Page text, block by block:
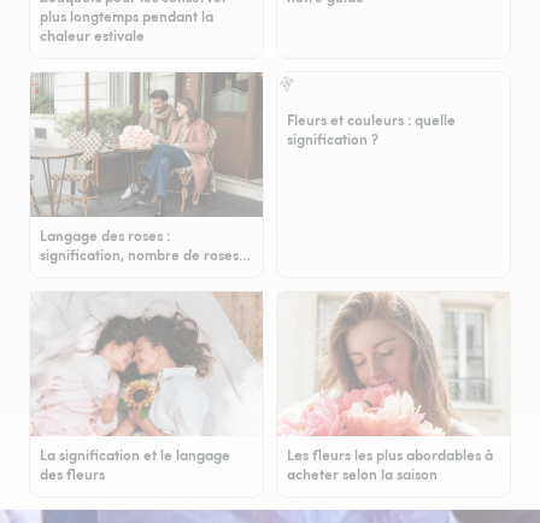
plus longtemps pendant la
chaleur estivale
Langage des roses :
signification, nombre de roses…
Fleurs et couleurs : quelle
signification ?
La signification et le langage
des fleurs
Les fleurs les plus abordables à
acheter selon la saison